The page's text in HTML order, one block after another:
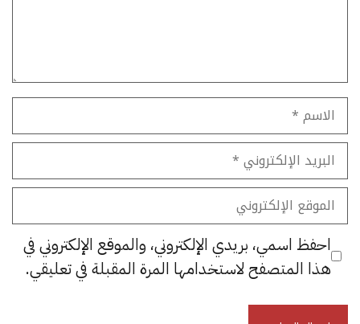
الاسم
البريد
الإلكتروني
الموقع
الإلكتروني
احفظ اسمي، بريدي الإلكتروني، والموقع الإلكتروني في
هذا المتصفح لاستخدامها المرة المقبلة في تعليقي.